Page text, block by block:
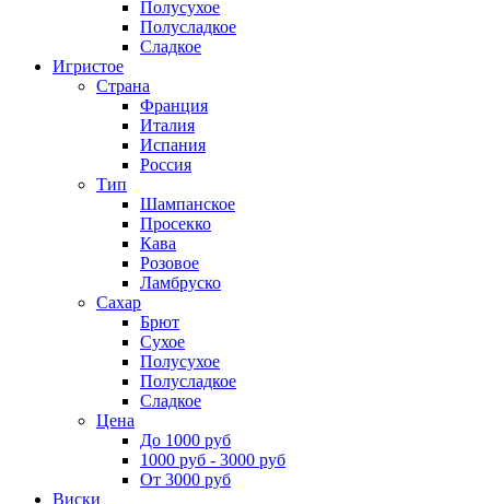
Полусухое
Полусладкое
Сладкое
Игристое
Страна
Франция
Италия
Испания
Россия
Тип
Шампанское
Просекко
Кава
Розовое
Ламбруско
Сахар
Брют
Сухое
Полусухое
Полусладкое
Сладкое
Цена
До 1000 руб
1000 руб - 3000 руб
От 3000 руб
Виски